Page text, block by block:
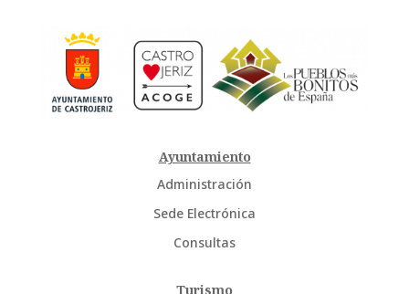
Ayuntamiento
Administración
Sede Electrónica
Consultas
Turismo